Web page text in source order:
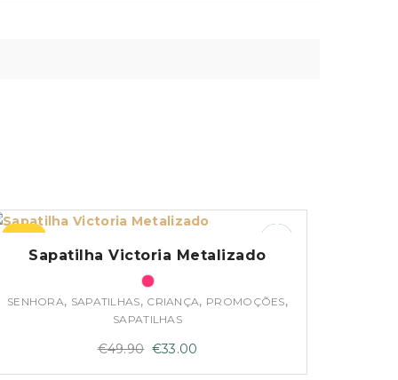
–34%
Sapatilha Victoria Metalizado
SENHORA, SAPATILHAS, CRIANÇA, PROMOÇÕES,
SAPATILHAS
€49.90 O
preço
€33.00
preço